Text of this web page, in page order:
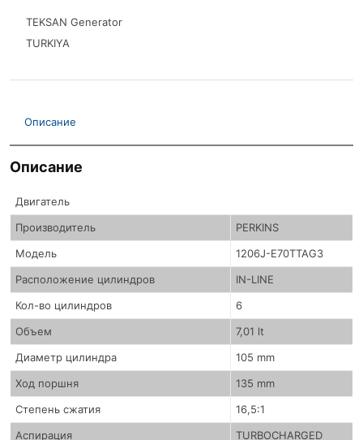
TEKSAN Generator
TURKIYA
Описание
Описание
Двигатель
Производитель
PERKINS
Модель
1206J-E70TTAG3
Расположение цилиндров
IN-LINE
Кол-во цилиндров
6
Объем
7,01 lt
Диаметр цилиндра
105 mm
Ход поршня
135 mm
Степень сжатия
16,5:1
Аспирация
TURBOCHARGED